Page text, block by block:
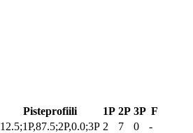
Pisteprofiili 1P 2P 3P F
12.5;1P,87.5;2P,0.0;3P 2 7 0
-